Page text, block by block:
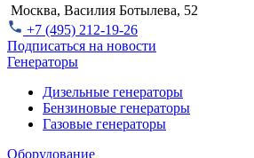
Москва, Василия Ботылева, 52
+7 (495) 212-19-26
Подписаться на новости
Генераторы
Дизельные генераторы
Бензиновые генераторы
Газовые генераторы
Оборудование